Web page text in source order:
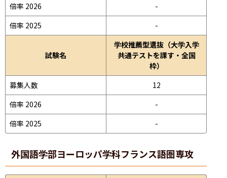
倍率 2026
-
倍率 2025
-
試験名
学校推薦型選抜（大学入学
共通テストを課す・全国
枠）
募集人数
12
倍率 2026
-
倍率 2025
-
外国語学部ヨーロッパ学科フランス語圏専攻